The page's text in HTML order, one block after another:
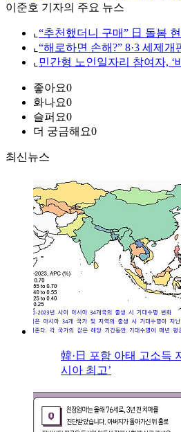
이준호 기자의 주요 뉴스
⌞ “추천했더니 구매” 日 돌봄
⌞ “해로하면 손해?” 8·3 세제
⌞ 민간형 노인일자리 참여자, ‘
좋아요0
화나요0
슬퍼요0
더 궁금해요0
최신뉴스
韓·日 포함 아태 고소득
시아 최고’